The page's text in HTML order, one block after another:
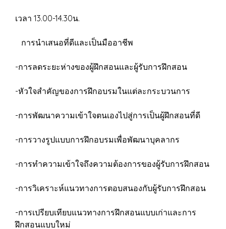
เวลา 13.00-14.30น.
การนําเสนอที่ดีและเป็นมืออาชีพ
-การลดระยะห่างของผู้ฝึกสอนและผู้รับการฝึกสอน
-หัวใจสำคัญของการฝึกอบรมในแต่ละกระบวนการ
-การพัฒนาความเข้าใจตนเองไปสู่การเป็นผู้ฝึกสอนที่ดี
-การวางรูปแบบการฝึกอบรมเพื่อพัฒนาบุคลากร
-การทำความเข้าใจถึงความต้องการของผู้รับการฝึกสอน
-การวิเคราะห์แนวทางการตอบสนองกับผู้รับการฝึกสอน
-การเปรียบเทียบแนวทางการฝึกสอนแบบเก่าและการ
ฝึกสอนแบบใหม่